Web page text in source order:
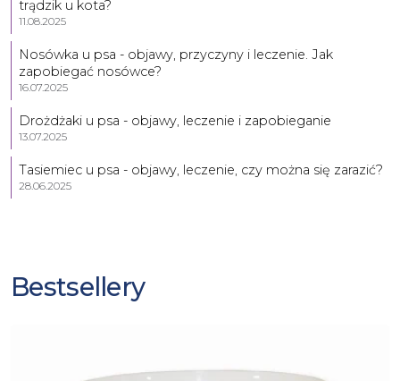
trądzik u kota?
11.08.2025
Nosówka u psa - objawy, przyczyny i leczenie. Jak
zapobiegać nosówce?
16.07.2025
Drożdżaki u psa - objawy, leczenie i zapobieganie
13.07.2025
Tasiemiec u psa - objawy, leczenie, czy można się zarazić?
28.06.2025
Bestsellery